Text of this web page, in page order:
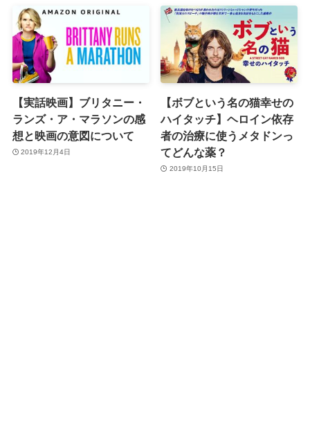
【実話映画】ブリタニー・
ランズ・ア・マラソンの感
想と映画の意図について
2019年12月4日
【ボブという名の猫幸せの
ハイタッチ】ヘロイン依存
者の治療に使うメタドンっ
てどんな薬？
2019年10月15日